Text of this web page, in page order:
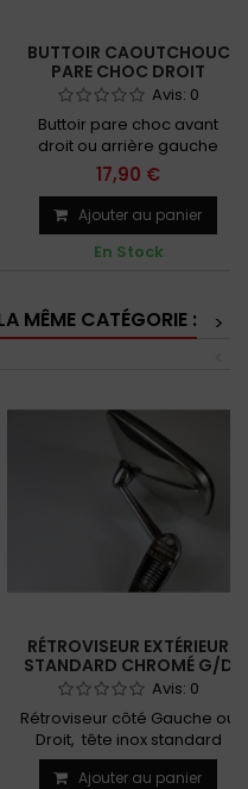
BUTTOIR CAOUTCHOUC
PARE CHOC DROIT
Avis: 0
Buttoir pare choc avant
droit ou arrière gauche
17,90 €
Ajouter au panier
En Stock
MÊME CATÉGORIE :
>
RÉTROVISEUR EXTÉRIEUR
STANDARD CHROMÉ G/D
Avis: 0
Rétroviseur côté Gauche ou
Droit, tête inox standard
Ajouter au panier